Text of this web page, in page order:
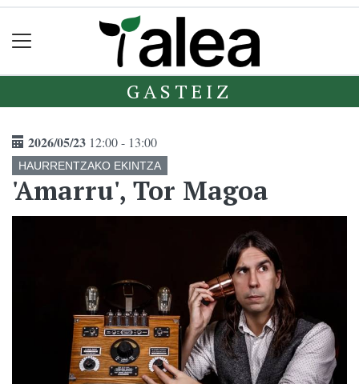
GASTEIZ
2026/05/23 12:00 - 13:00
HAURRENTZAKO EKINTZA
'Amarru', Tor Magoa